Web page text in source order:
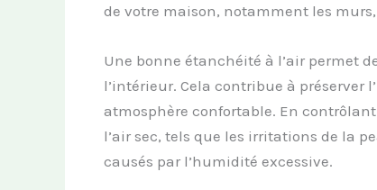
de votre maison, notamment les
Une bonne étanchéité à l’air permet
l’intérieur. Cela contribue à
atmosphère confortable. En
l’air sec, tels que les irritations de la
causés par l’humidité excessive.